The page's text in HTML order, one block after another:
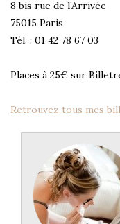
8 bis rue de l’Arrivée
75015 Paris
Tél. : 01 42 78 67 03
Places à 25€ sur
Retrouvez tous mes